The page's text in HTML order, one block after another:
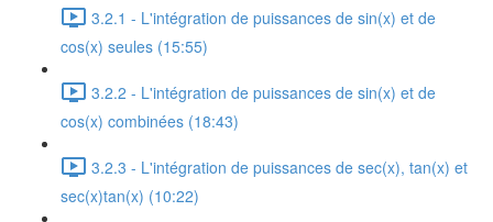
3.2.1 - L'intégration de puissances de sin(x) et de
cos(x) seules (15:55)
3.2.2 - L'intégration de puissances de sin(x) et de
cos(x) combinées (18:43)
3.2.3 - L'intégration de puissances de sec(x), tan(x) et
sec(x)tan(x) (10:22)